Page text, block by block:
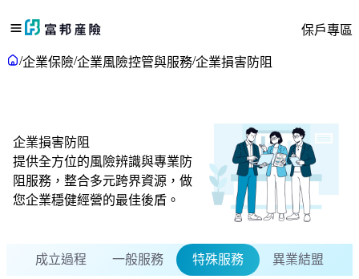
保戶專區
/企業保險/企業風險控管與服務/企業損害防阻
企業損害防阻
提供全方位的風險辨識與專業防
阻服務，整合多元跨界資源，做
您企業穩健經營的最佳後盾。
成立過程 一般服務 特殊服務
異業結盟